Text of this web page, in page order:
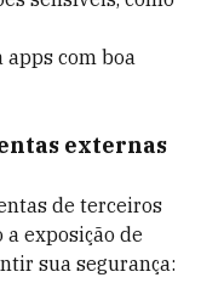
apps com boa
externas
de terceiros
exposição de
sua segurança: